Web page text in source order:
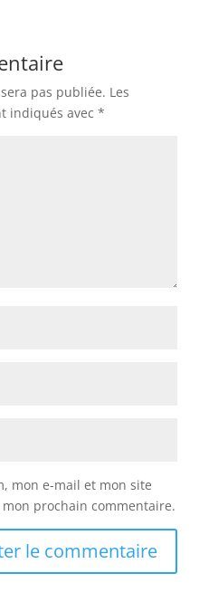
pas publiée. Les
indiqués avec *
mon e-mail et mon site
prochain commentaire.